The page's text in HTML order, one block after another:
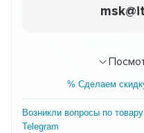
% Сделаем
Возникли вопросы по
Telegram